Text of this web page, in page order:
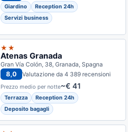
Giardino
Reception 24h
Servizi business
★★
Atenas Granada
Gran Vía Colón, 38, Granada, Spagna
8,0 Valutazione da 4 389 recensioni
Prezzo medio per notte~€ 41
Terrazza
Reception 24h
Deposito bagagli